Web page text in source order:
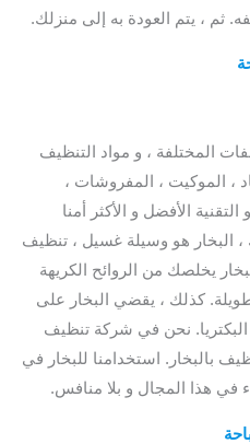
ثم ، يتم العودة به إلى منزلك.
المختلفة ، و مواد التنظيف
، الموكيت ، المفروشات ،
الأفضل و الأكثر أمنا
، البخار هو وسيلة غسيل ، تنظيف
يخلصك من الروائح الكريهة
طويلة. كذلك ، يقضي البخار على
نحن في شركة تنظيف
بالبخار. استخدامنا للبخار في
في هذا المجال و بلا منافس.